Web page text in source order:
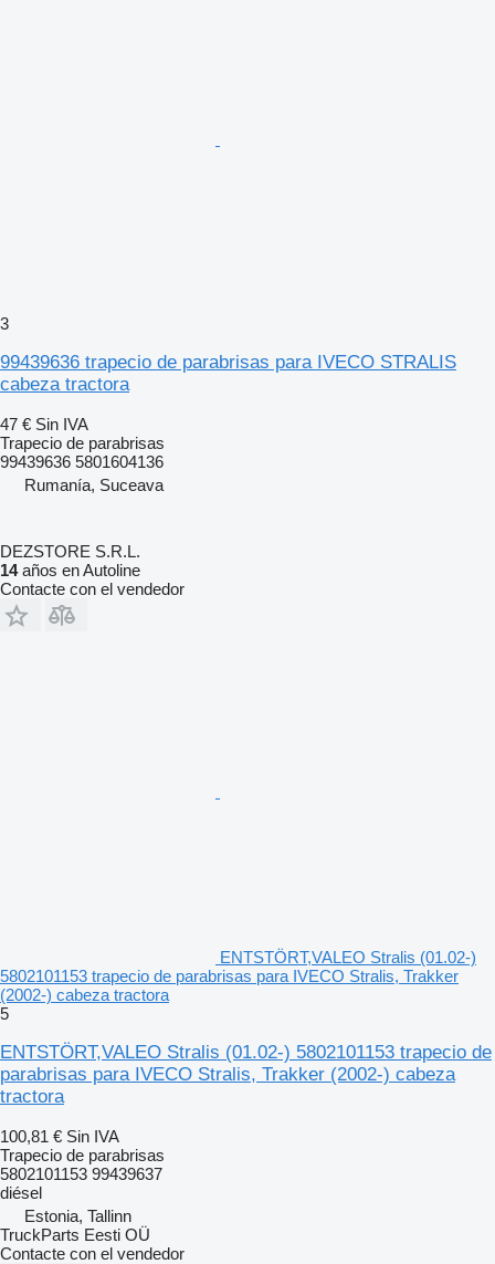
3
99439636 trapecio de parabrisas para IVECO STRALIS
cabeza tractora
47 € Sin IVA
Trapecio de parabrisas
99439636 5801604136
Rumanía, Suceava
DEZSTORE S.R.L.
14años en Autoline
Contacte con el vendedor
ENTSTÖRT,VALEO Stralis (01.02-)
5802101153 trapecio de parabrisas para IVECO Stralis, Trakker
(2002-) cabeza tractora
5
ENTSTÖRT,VALEO Stralis (01.02-) 5802101153 trapecio de
parabrisas para IVECO Stralis, Trakker (2002-) cabeza
tractora
100,81 € Sin IVA
Trapecio de parabrisas
5802101153 99439637
diésel
Estonia, Tallinn
TruckParts Eesti OÜ
Contacte con el vendedor